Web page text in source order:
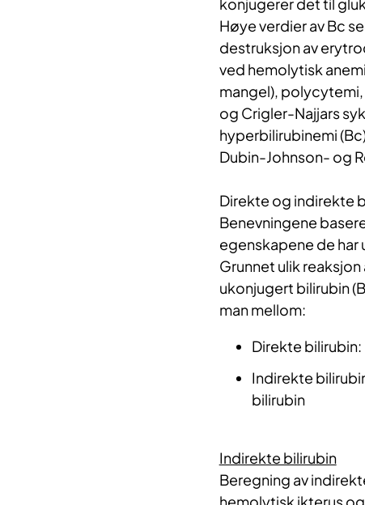
konjugerer det til
Høye verdier av Bc
destruksjon av
ved hemolytisk
mangel),
og Crigler-Najjars
hyperbilirubinemi
Dubin-Johnson- og
Direkte og indirekte
Benevningene
egenskapene de har
Grunnet ulik
ukonjugert bilirubin
man mellom:
Direkte bilirubin:
Indirekte
bilirubin
Indirekte bilirubin
Beregning av